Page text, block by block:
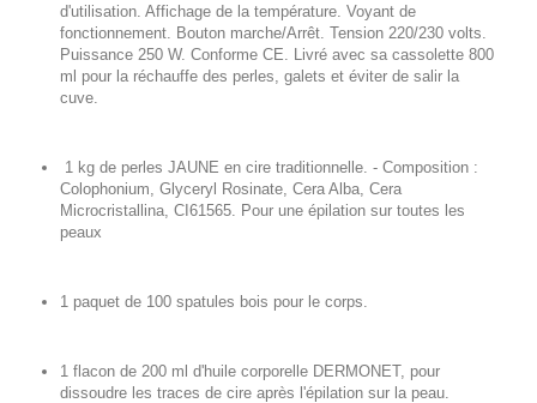
d'utilisation. Affichage de la température. Voyant de
fonctionnement. Bouton marche/Arrêt. Tension 220/230 volts.
Puissance 250 W. Conforme CE. Livré avec sa cassolette 800
ml pour la réchauffe des perles, galets et éviter de salir la
cuve.
1 kg de perles JAUNE en cire traditionnelle. - Composition :
Colophonium, Glyceryl Rosinate, Cera Alba, Cera
Microcristallina, CI61565. Pour une épilation sur toutes les
peaux
1 paquet de 100 spatules bois pour le corps.
1 flacon de 200 ml d'huile corporelle DERMONET, pour
dissoudre les traces de cire après l'épilation sur la peau.